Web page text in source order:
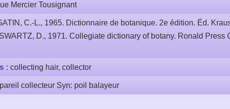
Mercier Tousignant
C.-L., 1965. Dictionnaire de botanique. 2e édition. Éd.
D., 1971. Collegiate dictionary of botany. Ronald Press
: collecting hair, collector
collecteur Syn: poil balayeur